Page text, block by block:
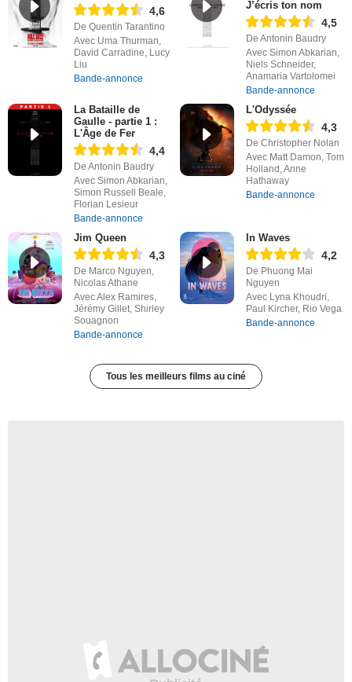
4,6
De Quentin Tarantino
Avec Uma Thurman,
David Carradine, Lucy
Liu
Bande-annonce
J’écris ton nom
4,5
De Antonin Baudry
Avec Simon Abkarian,
Niels Schneider,
Anamaria Vartolomei
Bande-annonce
La Bataille de
Gaulle - partie 1 :
L'Âge de Fer
4,4
De Antonin Baudry
Avec Simon Abkarian,
Simon Russell Beale,
Florian Lesieur
Bande-annonce
L'Odyssée
4,3
De Christopher Nolan
Avec Matt Damon, Tom
Holland, Anne
Hathaway
Bande-annonce
Jim Queen
4,3
De Marco Nguyen,
Nicolas Athane
Avec Alex Ramires,
Jérémy Gillet, Shirley
Souagnon
Bande-annonce
In Waves
4,2
De Phuong Mai
Nguyen
Avec Lyna Khoudri,
Paul Kircher, Rio Vega
Bande-annonce
Tous les meilleurs films au ciné